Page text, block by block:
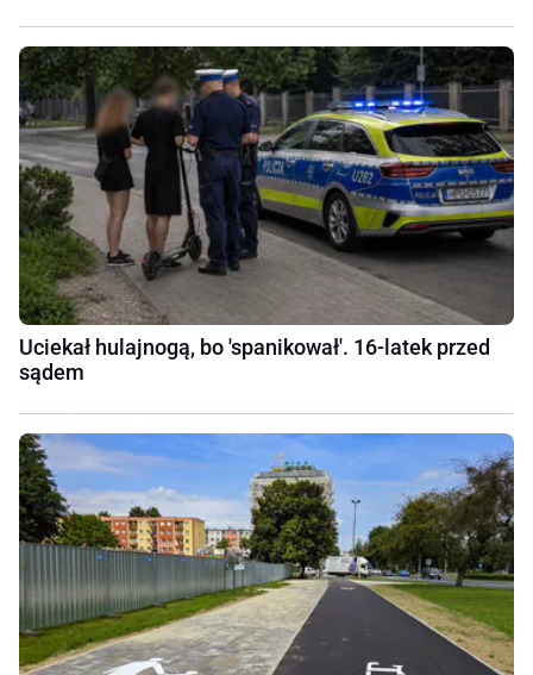
Uciekał hulajnogą, bo 'spanikował'. 16-latek przed
sądem